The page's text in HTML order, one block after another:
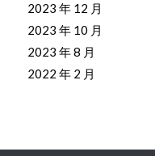
2023 年 12 月
2023 年 10 月
2023 年 8 月
2022 年 2 月